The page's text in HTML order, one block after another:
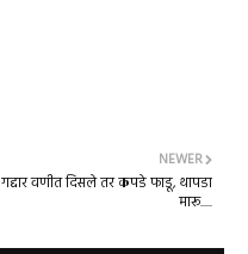
NEWER
गद्दार वणीत दिसले तर कपडे फाडू, थापडा
मारू.....